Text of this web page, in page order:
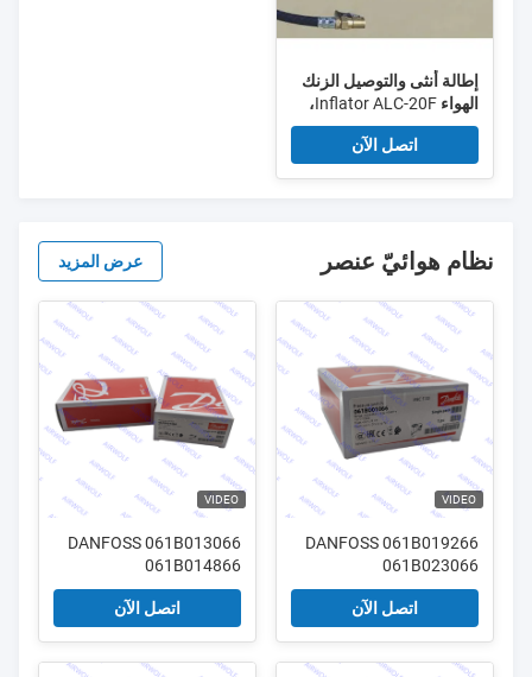
إطالة أنثى والتوصيل الزنك
الهواء Inflator ALC-20F،
ف، ح، والتيار المتردد-20F،
اتصل الآن
نظام هوائيّ عنصر عرض المزيد
VIDEO
DANFOSS 061B019266
061B023066
061B023266 مفتاح
اتصل الآن
VIDEO
DANFOSS 061B013066
061B014866
061B015466 مفتاح
اتصل الآن